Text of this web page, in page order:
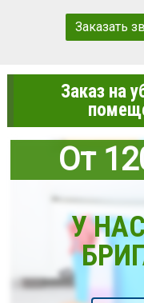
Заказать
Заказ на
От
У